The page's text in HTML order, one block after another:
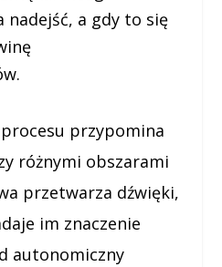
nadejść, a gdy to się
przypomina
różnymi obszarami
przetwarza dźwięki,
im znaczenie
autonomiczny